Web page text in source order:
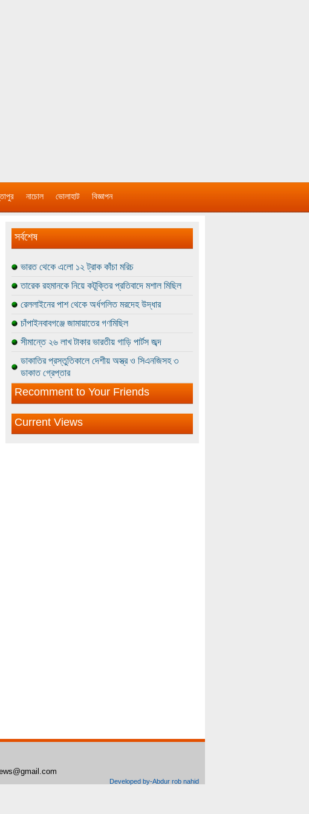
নাচোল ভোলাহাট বিজ্ঞাপন
সর্বশেষ
ভারত থেকে এলো ১২ ট্রাক কাঁচা মরিচ
তারেক রহমানকে নিয়ে কটূক্তির প্রতিবাদে মশাল মিছিল
রেললাইনের পাশ থেকে অর্ধগলিত মরদেহ উদ্ধার
চাঁপাইনবাবগঞ্জে জামায়াতের গণমিছিল
সীমান্তে ২৬ লাখ টাকার ভারতীয় গাড়ি পার্টস জব্দ
ডাকাতির প্রস্তুতিকালে দেশীয় অস্ত্র ও সিএনজিসহ ৩
ডাকাত গ্রেপ্তার
Recomment to Your Friends
Current Views
Developed by-Abdur rob nahid